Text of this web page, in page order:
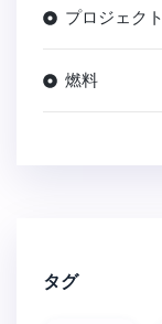
プロジェクト
燃料
タグ